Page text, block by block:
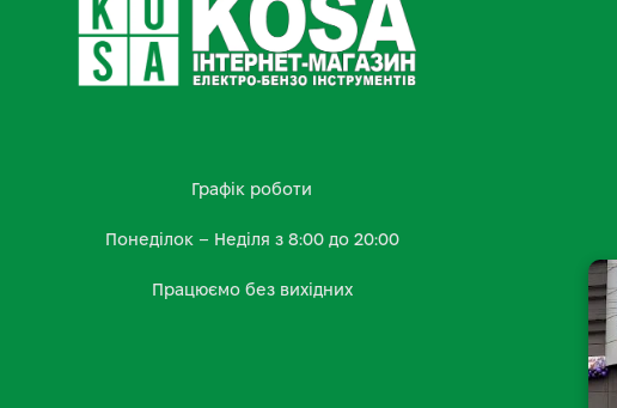
Графік роботи
Понеділок – Неділя з 8:00 до 20:00
Працюємо без вихідних